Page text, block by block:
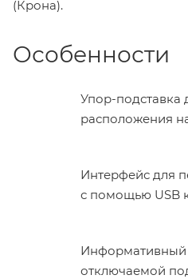
(Крона).
Особенности
Упор-подставка
расположения
Интерфейс для
с помощью USB
отключаемой